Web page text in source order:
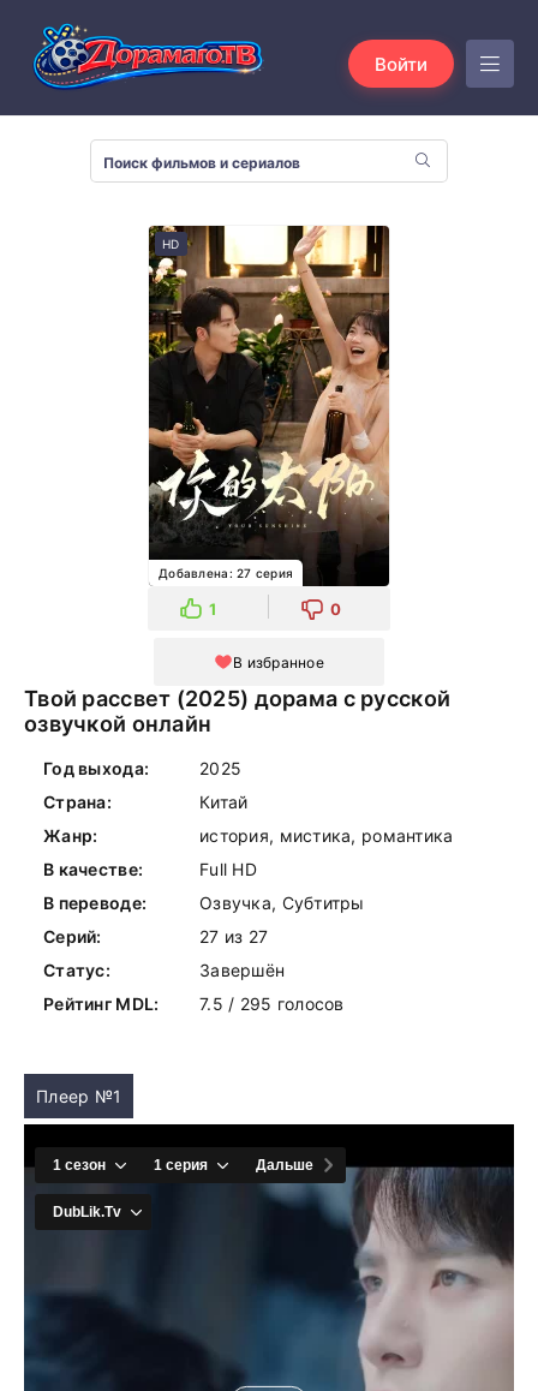
Войти
HD
Добавлена: 27 серия
1 0
В избранное
Твой рассвет (2025) дорама с русской
озвучкой онлайн
Год выхода:
2025
Страна:
Китай
Жанр:
история, мистика, романтика
В качестве:
Full HD
В переводе:
Озвучка, Субтитры
Серий:
27 из 27
Статус:
Завершён
Рейтинг MDL:
7.5 / 295 голосов
Плеер №1